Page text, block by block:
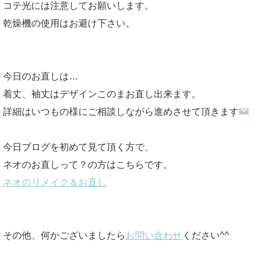
コテ光には注意してお願いします。
乾燥機の使用はお避け下さい。
今日のお直しは…
着丈、袖丈はデザインこのまお直し出来ます。
詳細はいつもの様にご相談しながら進めさせて頂きます
今日ブログを初めて見て頂く方で、
ネオのお直しって？の方はこちらです。
ネオのリメイク＆お直し
その他、何かございましたらお問い合わせ ください^^